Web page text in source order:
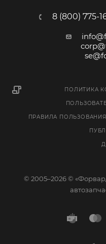
8 (800) 775-
ПОЛИТИКА
ПРАВИЛА
© 2005–2026 ©